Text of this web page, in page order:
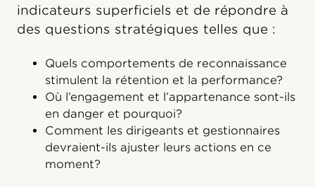
indicateurs superficiels et de répondre à
des questions stratégiques telles que :
Quels comportements de reconnaissance
stimulent la rétention et la performance?
Où l’engagement et l’appartenance sont-ils
en danger et pourquoi?
Comment les dirigeants et gestionnaires
devraient-ils ajuster leurs actions en ce
moment?